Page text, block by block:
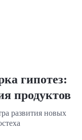
гипотез:
продуктов
развития новых